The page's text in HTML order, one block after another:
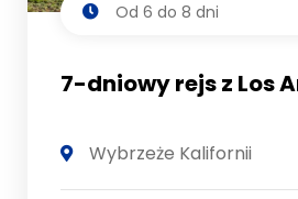
Od 6 do 8 dni
7-dniowy rejs z Los
Wybrzeże Kalifornii